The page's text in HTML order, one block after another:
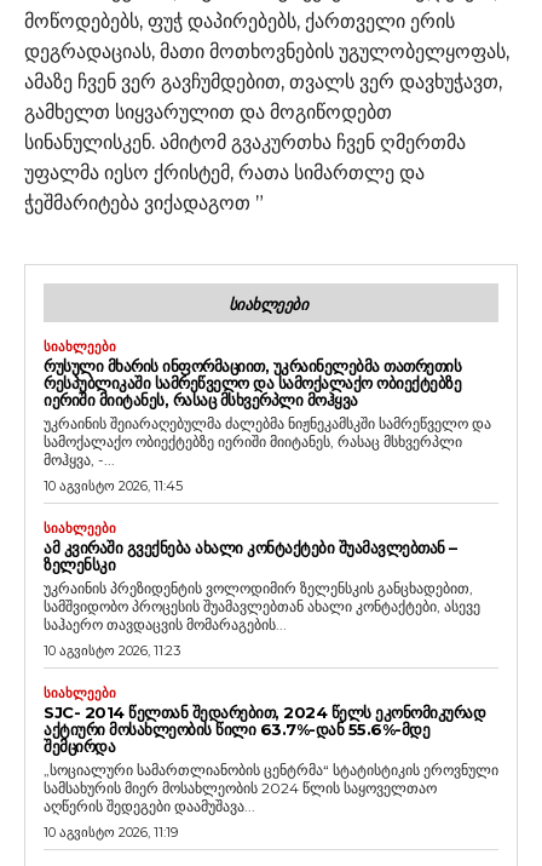
მოწოდებებს, ფუჭ დაპირებებს, ქართველი ერის
დეგრადაციას, მათი მოთხოვნების უგულობელყოფას,
ამაზე ჩვენ ვერ გავჩუმდებით, თვალს ვერ დავხუჭავთ,
გამხელთ სიყვარულით და მოგიწოდებთ
სინანულისკენ. ამიტომ გვაკურთხა ჩვენ ღმერთმა
უფალმა იესო ქრისტემ, რათა სიმართლე და
ჭეშმარიტება ვიქადაგოთ ”
ᲡᲘᲐᲮᲚᲔᲔᲑᲘ
ᲡᲘᲐᲮᲚᲔᲔᲑᲘ
ᲠᲣᲡᲣᲚᲘ ᲛᲮᲐᲠᲘᲡ ᲘᲜᲤᲝᲠᲛᲐᲪᲘᲘᲗ, ᲣᲙᲠᲐᲘᲜᲔᲚᲔᲑᲛᲐ ᲗᲐᲗᲠᲔᲗᲘᲡ
ᲠᲔᲡᲞᲣᲑᲚᲘᲙᲐᲨᲘ ᲡᲐᲛᲠᲔᲬᲕᲔᲚᲝ ᲓᲐ ᲡᲐᲛᲝᲥᲐᲚᲐᲥᲝ ᲝᲑᲘᲔᲥᲢᲔᲑᲖᲔ
ᲘᲔᲠᲘᲨᲘ ᲛᲘᲘᲢᲐᲜᲔᲡ, ᲠᲐᲡᲐᲪ ᲛᲡᲮᲕᲔᲠᲞᲚᲘ ᲛᲝᲰᲧᲕᲐ
უკრაინის შეიარაღებულმა ძალებმა ნიჟნეკამსკში სამრეწველო და
სამოქალაქო ობიექტებზე იერიში მიიტანეს, რასაც მსხვერპლი
მოჰყვა, -...
10 აგვისტო 2026, 11:45
ᲡᲘᲐᲮᲚᲔᲔᲑᲘ
ᲐᲛ ᲙᲕᲘᲠᲐᲨᲘ ᲒᲕᲔᲥᲜᲔᲑᲐ ᲐᲮᲐᲚᲘ ᲙᲝᲜᲢᲐᲥᲢᲔᲑᲘ ᲨᲣᲐᲛᲐᲕᲚᲔᲑᲗᲐᲜ –
ᲖᲔᲚᲔᲜᲡᲙᲘ
უკრაინის პრეზიდენტის ვოლოდიმირ ზელენსკის განცხადებით,
სამშვიდობო პროცესის შუამავლებთან ახალი კონტაქტები, ასევე
საჰაერო თავდაცვის მომარაგების...
10 აგვისტო 2026, 11:23
ᲡᲘᲐᲮᲚᲔᲔᲑᲘ
SJC- 2014 ᲬᲔᲚᲗᲐᲜ ᲨᲔᲓᲐᲠᲔᲑᲘᲗ, 2024 ᲬᲔᲚᲡ ᲔᲙᲝᲜᲝᲛᲘᲙᲣᲠᲐᲓ
ᲐᲥᲢᲘᲣᲠᲘ ᲛᲝᲡᲐᲮᲚᲔᲝᲑᲘᲡ ᲬᲘᲚᲘ 63.7%-ᲓᲐᲜ 55.6%-ᲛᲓᲔ
ᲨᲔᲛᲪᲘᲠᲓᲐ
„სოციალური სამართლიანობის ცენტრმა“ სტატისტიკის ეროვნული
სამსახურის მიერ მოსახლეობის 2024 წლის საყოველთაო
აღწერის შედეგები დაამუშავა...
10 აგვისტო 2026, 11:19